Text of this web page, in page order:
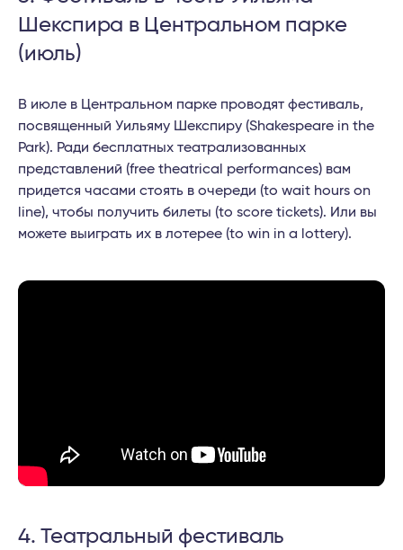
Шекспира в Центральном парке
(июль)
В июле в Центральном парке проводят фестиваль,
посвященный Уильяму Шекспиру (Shakespeare in the
Park). Ради бесплатных театрализованных
представлений (free theatrical performances) вам
придется часами стоять в очереди (to wait hours on
line), чтобы получить билеты (to score tickets). Или вы
можете выиграть их в лотерее (to win in a lottery).
4. Театральный фестиваль